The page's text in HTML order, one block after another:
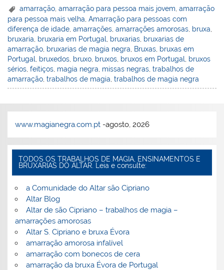
ai
l
h
o
o
M
ai
l
itt
er
c
e
b
o
o
k
er
e
st
at
s
A
p
p
d
Pr
e
ss
lo
o
k.
c
o
m
k
e
n
m
bl
amarração ,amarração para pessoa mais jovem ,amarração
para pessoa mais velha,Amarração para pessoas com
diferença de idade,amarrações,amarrações amorosas, bruxa,
bruxaria, bruxaria em Portugal, bruxarias, bruxarias de
amarração, bruxarias de magia negra, Bruxas, bruxas em
Portugal, bruxedos, bruxo, bruxos, bruxos em Portugal, bruxos
sérios,feitiços, magia negra, missas negras,trabalhos de
amarração,trabalhos de magia,trabalhos de magia negra
www.magianegra.com.pt -agosto, 2026
TODOS OS TRABALHOS DE MAGIA, ENSINAMENTOS E
BRUXARIAS DO ALTAR. Leia e consulte:
a Comunidade do Altar são Cipriano
Altar Blog
Altar de são Cipriano – trabalhos de magia –
amarrações amorosas
Altar S. Cipriano e bruxa Évora
amarração amorosa infalível
amarração com bonecos de cera
amarração da bruxa Évora de Portugal